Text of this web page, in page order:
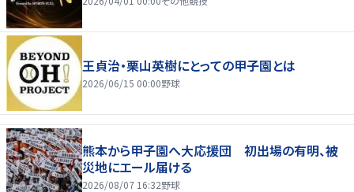
王貞治・栗山英樹にとっての甲子園とは
2026/06/15 00:00野球
熊本から甲子園へ大応援団 初出場の有明、被
災地にエール届ける
2026/08/07 16:32野球